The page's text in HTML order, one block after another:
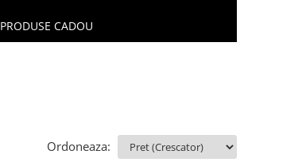
PRODUSE CADOU
Ordoneaza: